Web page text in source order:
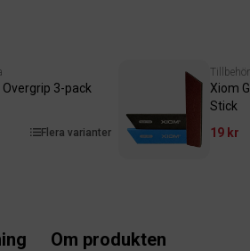
3-pack
Flera varianter
Tillbehör
Xiom
Stick
19 kr
Om produkten